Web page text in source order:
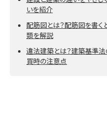
いを紹介
配筋図とは？配筋図を書
類を解説
違法建築とは？建築基準
買時の注意点